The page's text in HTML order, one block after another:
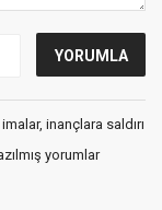
inançlara saldırı
yorumlar